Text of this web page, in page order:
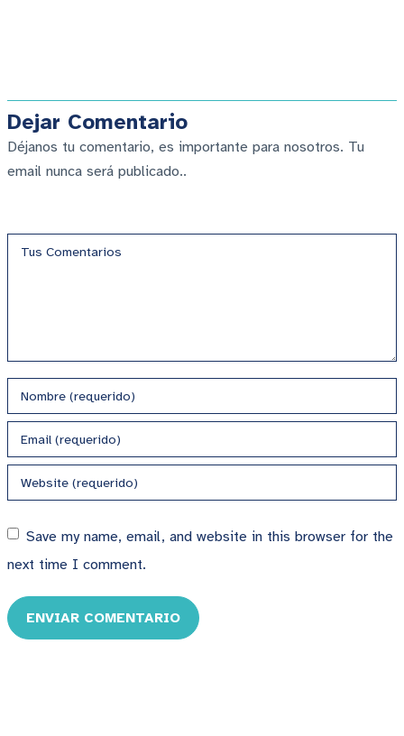
Dejar Comentario
Déjanos tu comentario, es importante para nosotros. Tu
email nunca será publicado..
Save my name, email, and website in this browser for the
next time I comment.
ENVIAR COMENTARIO